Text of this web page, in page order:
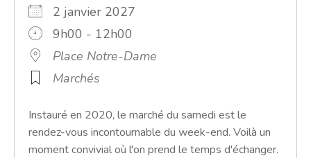
2 janvier 2027
9h00 - 12h00
Place Notre-Dame
Marchés
Instauré en 2020, le marché du samedi est le
rendez-vous incontournable du week-end. Voilà un
moment convivial où l'on prend le temps d'échanger.